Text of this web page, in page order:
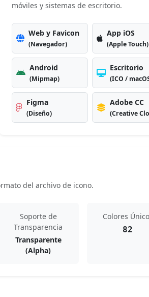
móviles y sistemas de escritorio.
Web y Favicon
(Navegador)
App iOS
(Apple Touch)
Android
(Mipmap)
Escritorio
(ICO /
Figma
(Diseño)
Adobe CC
(Creative
del archivo de icono.
Soporte de
Transparencia
Transparente
(Alpha)
Colores
82